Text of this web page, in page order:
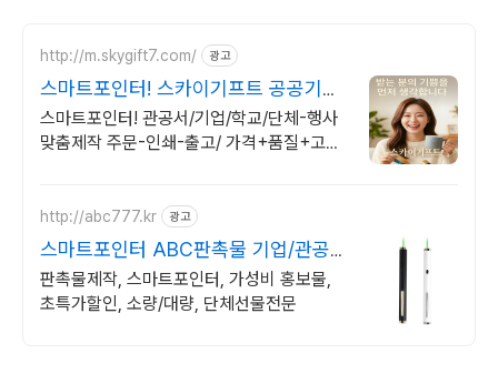
http://m.skygift7.com/ 광고
스마트포인터! 스카이기프트 공공기관
우선구매 대상기업
스마트포인터! 관공서/기업/학교/단체-행사
맞춤제작 주문-인쇄-출고/ 가격+품질+고객
http://abc777.kr 광고
스마트포인터 ABC판촉물 기업/관공
서 후결제
판촉물제작, 스마트포인터, 가성비 홍보물,
초특가할인, 소량/대량, 단체선물전문